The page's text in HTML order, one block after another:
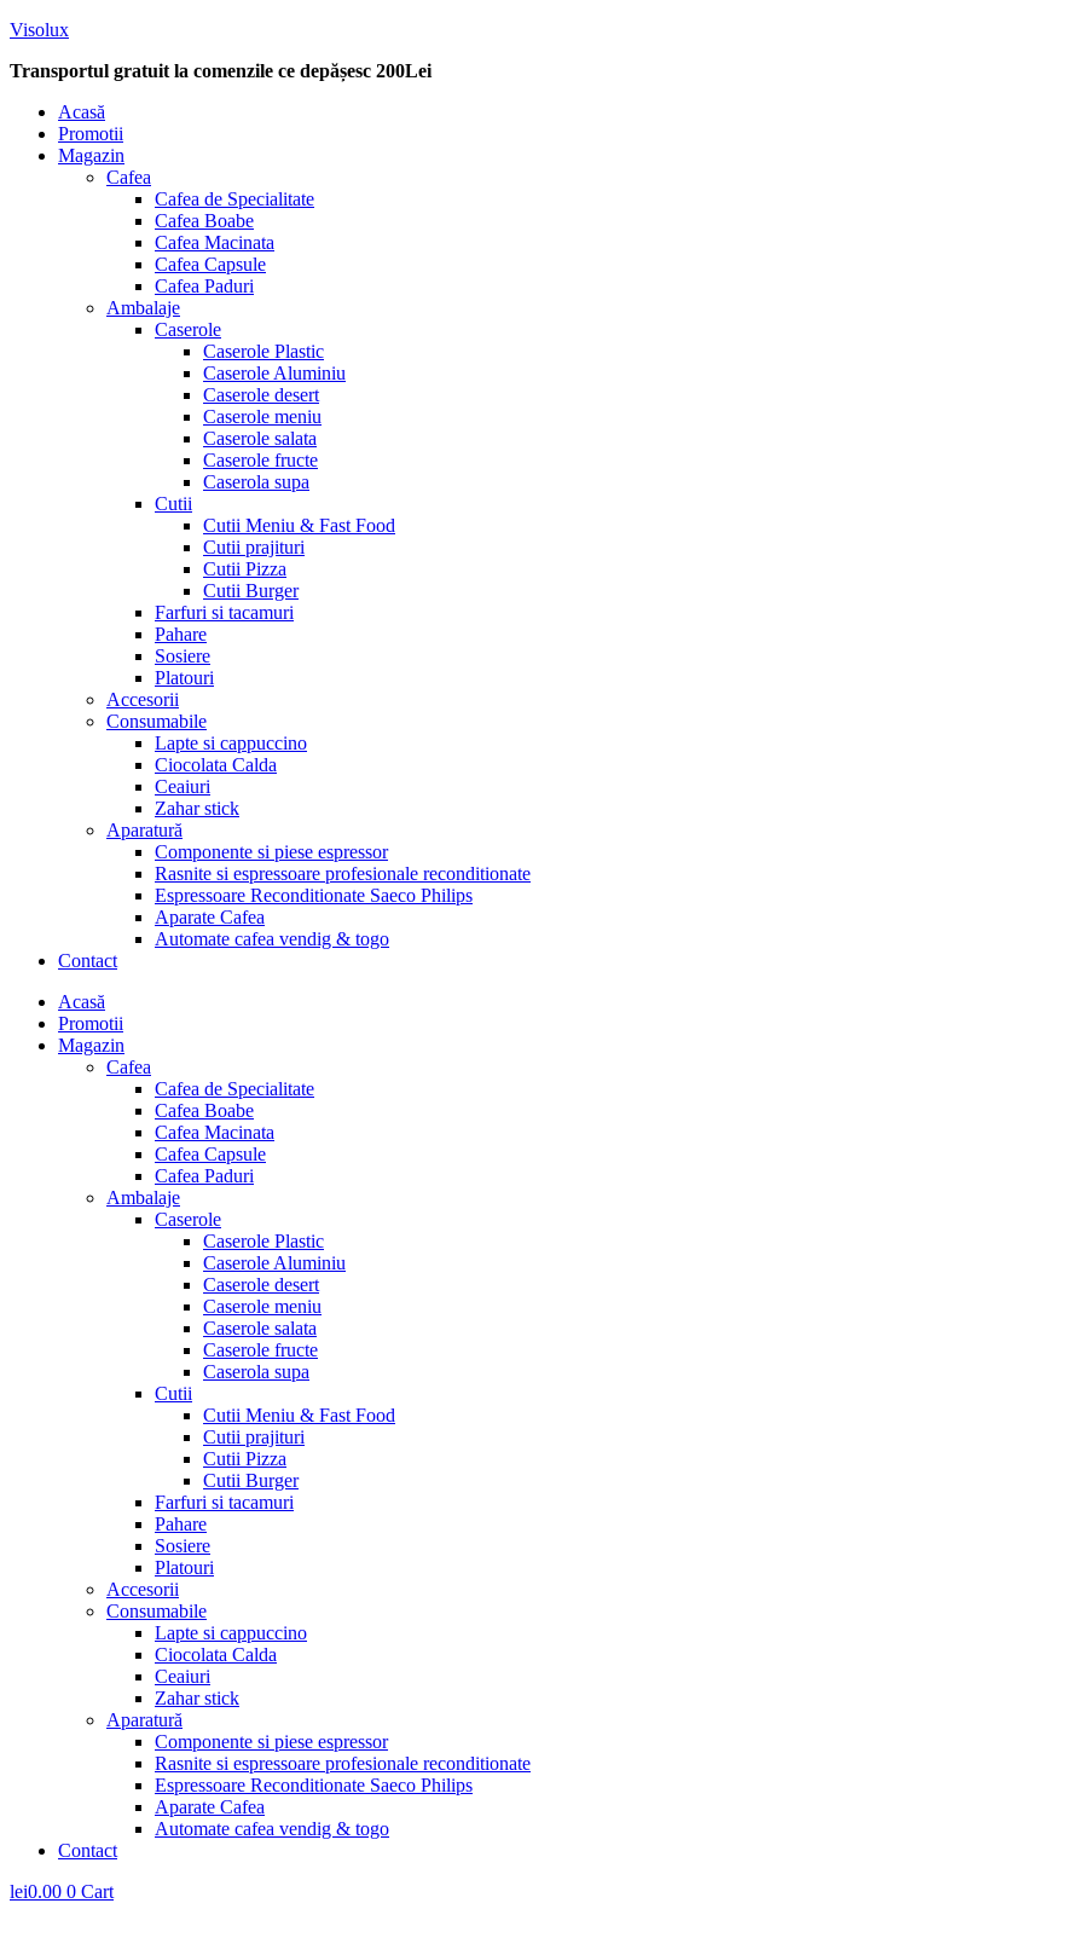
Visolux
Transportul gratuit la comenzile ce depășesc 200Lei
Menu
Acasă
Promotii
Magazin
Cafea
Cafea de Specialitate
Cafea Boabe
Cafea Macinata
Cafea Capsule
Cafea Paduri
Ambalaje
Caserole
Caserole Plastic
Caserole Aluminiu
Caserole desert
Caserole meniu
Caserole salata
Caserole fructe
Caserola supa
Cutii
Cutii Meniu & Fast Food
Cutii prajituri
Cutii Pizza
Cutii Burger
Farfuri si tacamuri
Pahare
Sosiere
Platouri
Accesorii
Consumabile
Lapte si cappuccino
Ciocolata Calda
Ceaiuri
Zahar stick
Aparatură
Componente si piese espressor
Rasnite si espressoare profesionale reconditionate
Espressoare Reconditionate Saeco Philips
Aparate Cafea
Automate cafea vendig & togo
Contact
Menu
Acasă
Promotii
Magazin
Cafea
Cafea de Specialitate
Cafea Boabe
Cafea Macinata
Cafea Capsule
Cafea Paduri
Ambalaje
Caserole
Caserole Plastic
Caserole Aluminiu
Caserole desert
Caserole meniu
Caserole salata
Caserole fructe
Caserola supa
Cutii
Cutii Meniu & Fast Food
Cutii prajituri
Cutii Pizza
Cutii Burger
Farfuri si tacamuri
Pahare
Sosiere
Platouri
Accesorii
Consumabile
Lapte si cappuccino
Ciocolata Calda
Ceaiuri
Zahar stick
Aparatură
Componente si piese espressor
Rasnite si espressoare profesionale reconditionate
Espressoare Reconditionate Saeco Philips
Aparate Cafea
Automate cafea vendig & togo
Contact
lei0.00 0 Cart